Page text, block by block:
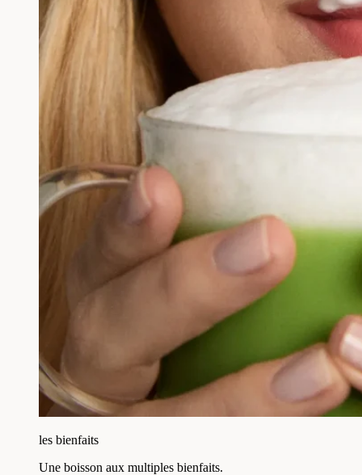
les bienfaits
Une boisson aux multiples bienfaits.